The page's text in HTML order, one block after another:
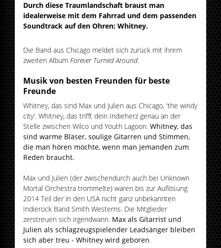
Durch diese Traumlandschaft braust man
idealerweise mit dem Fahrrad und dem passenden
Soundtrack auf den Ohren: Whitney.
Die Band aus Chicago meldet sich zurück mit ihrem
zweiten AlbumForever Turned Around.
Musik von besten Freunden für beste
Freunde
Whitney, das sind Max und Julien aus Chicago, 'the windy
city'. Whitney, das trifft dein Indieherz genau an der
Stelle zwischen Wilco und Youth Lagoon.Whitney, das
sind warme Bläser, soulige Gitarren und Stimmen,
die man hören möchte, wenn man jemanden zum
Reden braucht.
Max und Julien (der zwischendurch auch bei Unknown
Mortal Orchestra trommelte) waren bis zur Auflösung
2014 Teil der in den USA nicht ganz unbekannten
Indierock Band Smith Westerns. Die Mitglieder
zerstreuen sich irgendwann. Max als Gitarrist und
Julien als schlagzeugspielender Leadsänger bleiben
sich aber treu - Whitney wird geboren.